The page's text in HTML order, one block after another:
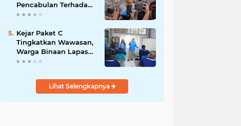
Pencabulan Terhadap
Tujuh Anak Dibawah
Kejar Paket C
Tingkatkan Wawasan,
Warga Binaan Lapas
Pemuda Madiun
Mahasiswa UNIPMA
Lihat Selengkapnya